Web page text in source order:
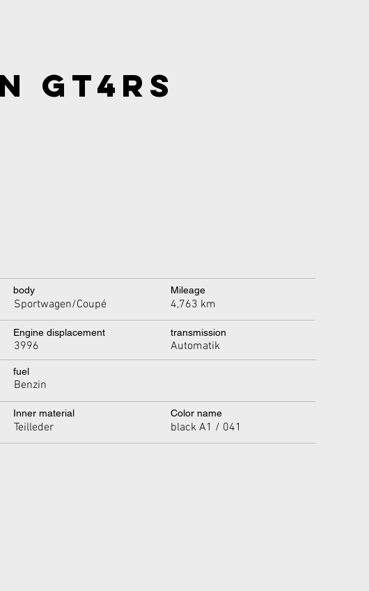
GT4RS
body
Sportwagen/Coupé
Mileage
4,763 km
Engine displacement
3996
transmission
Automatik
fuel
Benzin
Inner material
Teilleder
Color name
black A1 / 041